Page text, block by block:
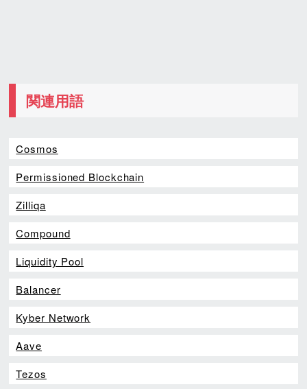
関連用語
Cosmos
Permissioned Blockchain
Zilliqa
Compound
Liquidity Pool
Balancer
Kyber Network
Aave
Tezos